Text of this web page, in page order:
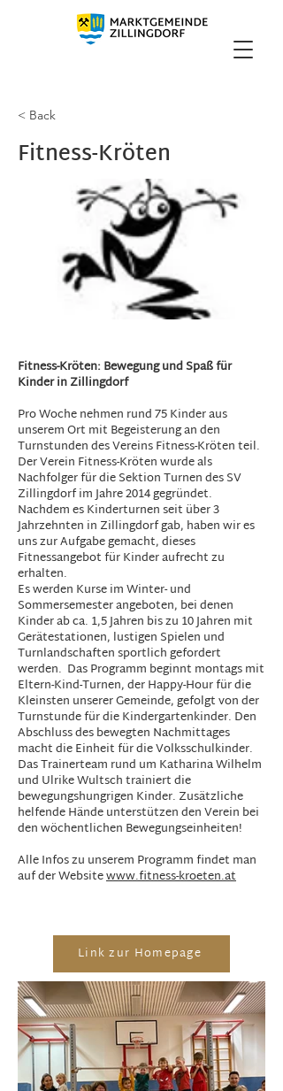
< Back
Fitness-Kröten
Fitness-Kröten: Bewegung und Spaß für
Kinder in Zillingdorf
Pro Woche nehmen rund 75 Kinder aus
unserem Ort mit Begeisterung an den
Turnstunden des Vereins Fitness-Kröten teil.
Der Verein Fitness-Kröten wurde als
Nachfolger für die Sektion Turnen des SV
Zillingdorf im Jahre 2014 gegründet.
Nachdem es Kinderturnen seit über 3
Jahrzehnten in Zillingdorf gab, haben wir es
uns zur Aufgabe gemacht, dieses
Fitnessangebot für Kinder aufrecht zu
erhalten.
Es werden Kurse im Winter- und
Sommersemester angeboten, bei denen
Kinder ab ca. 1,5 Jahren bis zu 10 Jahren mit
Gerätestationen, lustigen Spielen und
Turnlandschaften sportlich gefordert
werden. Das Programm beginnt montags mit
Eltern-Kind-Turnen, der Happy-Hour für die
Kleinsten unserer Gemeinde, gefolgt von der
Turnstunde für die Kindergartenkinder. Den
Abschluss des bewegten Nachmittages
macht die Einheit für die Volksschulkinder.
Das Trainerteam rund um Katharina Wilhelm
und Ulrike Wultsch trainiert die
bewegungshungrigen Kinder. Zusätzliche
helfende Hände unterstützen den Verein bei
den wöchentlichen Bewegungseinheiten!
Alle Infos zu unserem Programm findet man
auf der Websitewww.fitness-kroeten.at
Link zur Homepage